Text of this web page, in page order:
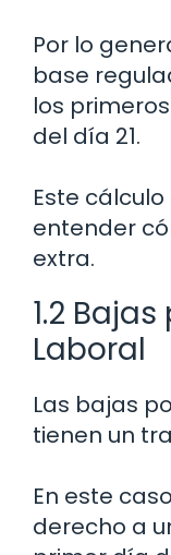
Por lo
base
los
del día 21.
Este
entender
extra.
1.2
Laboral
Las bajas
tienen un
En este
derecho a